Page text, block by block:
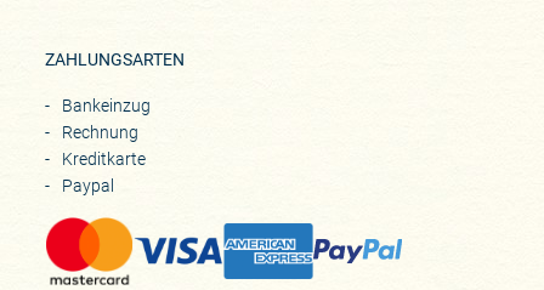
ZAHLUNGSARTEN
Bankeinzug
Rechnung
Kreditkarte
Paypal